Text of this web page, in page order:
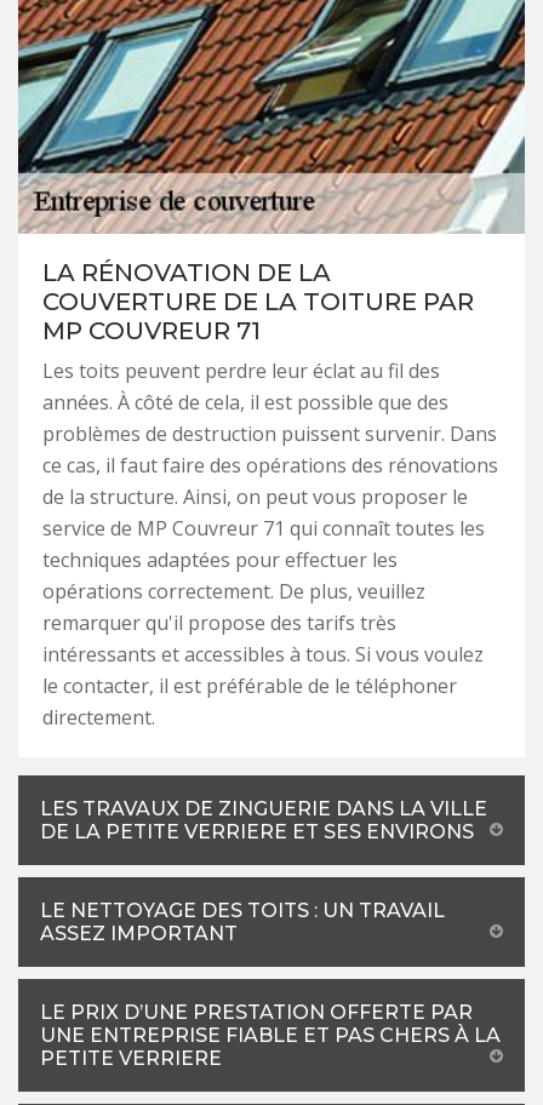
LA RÉNOVATION DE LA
COUVERTURE DE LA TOITURE PAR
MP COUVREUR 71
Les toits peuvent perdre leur éclat au fil des
années. À côté de cela, il est possible que des
problèmes de destruction puissent survenir. Dans
ce cas, il faut faire des opérations des rénovations
de la structure. Ainsi, on peut vous proposer le
service de MP Couvreur 71 qui connaît toutes les
techniques adaptées pour effectuer les
opérations correctement. De plus, veuillez
remarquer qu'il propose des tarifs très
intéressants et accessibles à tous. Si vous voulez
le contacter, il est préférable de le téléphoner
directement.
LES TRAVAUX DE ZINGUERIE DANS LA VILLE
DE LA PETITE VERRIERE ET SES ENVIRONS
LE NETTOYAGE DES TOITS : UN TRAVAIL
ASSEZ IMPORTANT
LE PRIX D’UNE PRESTATION OFFERTE PAR
UNE ENTREPRISE FIABLE ET PAS CHERS À LA
PETITE VERRIERE